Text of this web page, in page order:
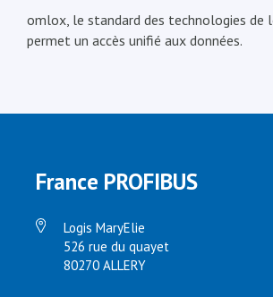
omlox, le standard des technologies de
permet un accès unifié aux données.
France PROFIBUS
Logis MaryElie
526 rue du quayet
80270 ALLERY